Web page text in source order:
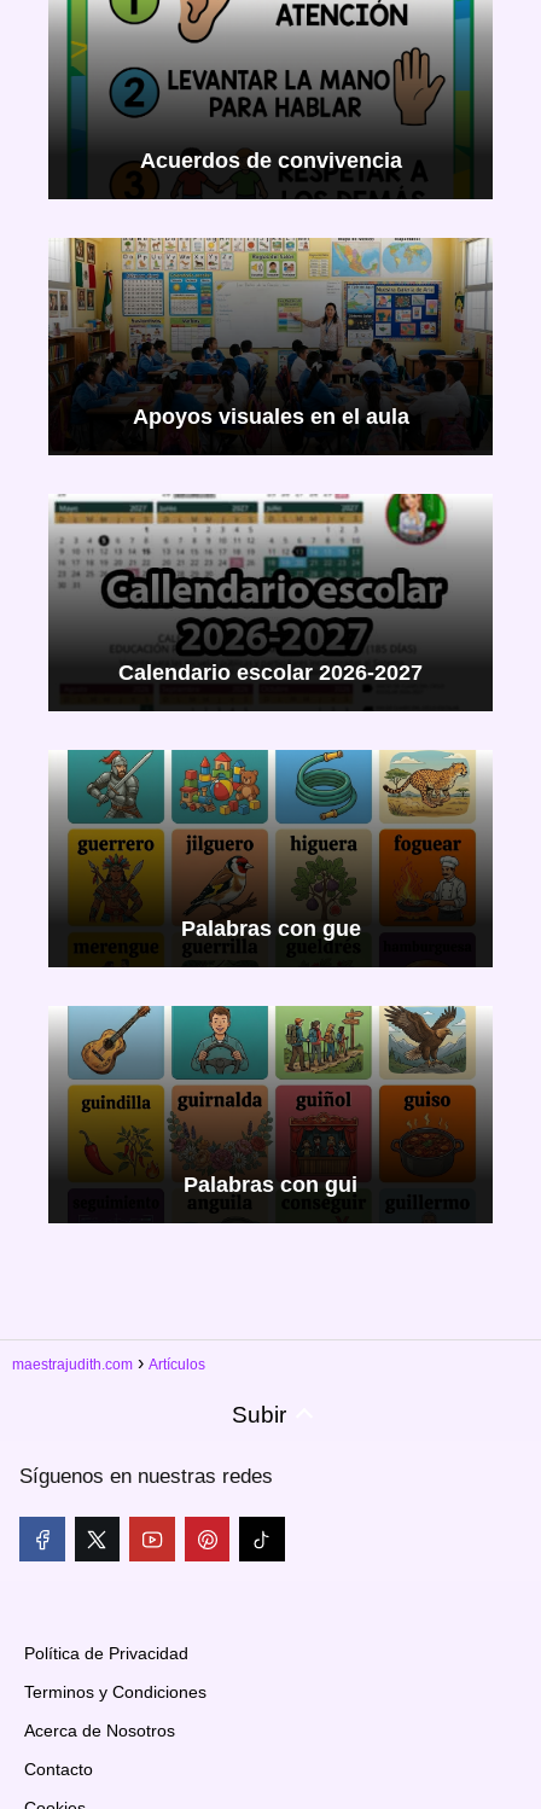
Acuerdos de convivencia
Apoyos visuales en el aula
Calendario escolar 2026-2027
Palabras con gue
Palabras con gui
maestrajudith.com Artículos
Subir
Síguenos en nuestras redes
Política de Privacidad
Terminos y Condiciones
Acerca de Nosotros
Contacto